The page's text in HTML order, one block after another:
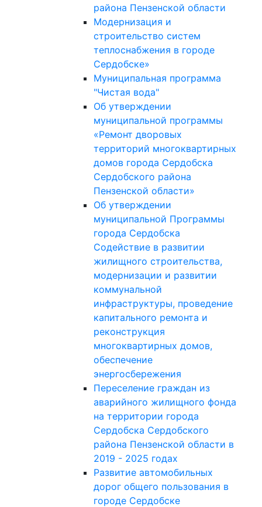
района Пензенской области
Модернизация и
строительство систем
теплоснабжения в городе
Сердобске»
Муниципальная программа
"Чистая вода"
Об утверждении
муниципальной программы
«Ремонт дворовых
территорий многоквартирных
домов города Сердобска
Сердобского района
Пензенской области»
Об утверждении
муниципальной Программы
города Сердобска
Содействие в развитии
жилищного строительства,
модернизации и развитии
коммунальной
инфраструктуры, проведение
капитального ремонта и
реконструкция
многоквартирных домов,
обеспечение
энергосбережения
Переселение граждан из
аварийного жилищного фонда
на территории города
Сердобска Сердобского
района Пензенской области в
2019 - 2025 годах
Развитие автомобильных
дорог общего пользования в
городе Сердобске